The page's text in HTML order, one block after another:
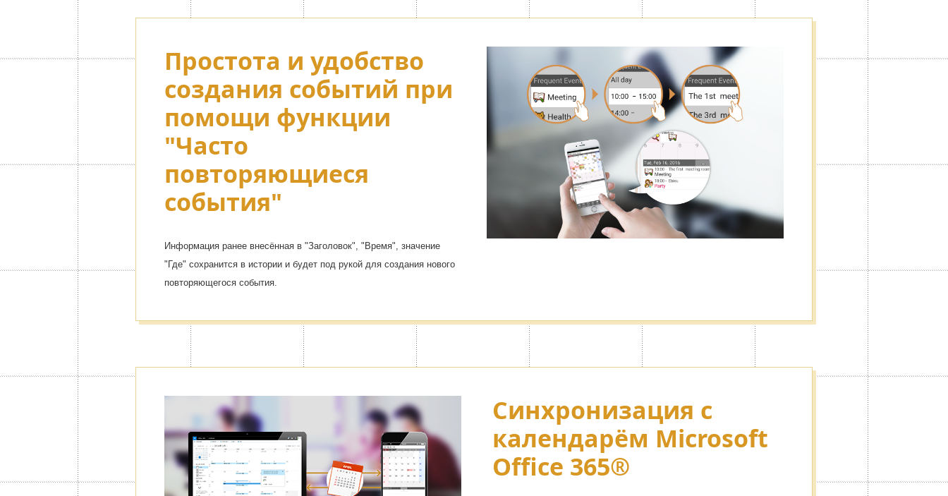
Простота и удобство
создания событий при
помощи функции
"Часто
повторяющиеся
события"
Информация ранее внесённая в "Заголовок", "Время", значение
"Где" сохранится в истории и будет под рукой для создания нового
повторяющегося события.
Синхронизация с
календарём Microsoft
Office 365®
Отключение рекламы
Настраивайте раскрывающееся боковое меню по усмотрению,
отключайте рекламную заставку.
Сокрытие календаря
паролем / секретные
календари
Расширенный
тематический дизайн
Список ранжированный от [тематического дизайна с популярными
персонажами] до [простого кожаного тематического дизайна]